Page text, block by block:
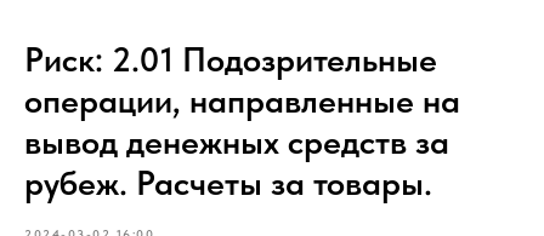
Риск: 2.01 Подозрительные
операции, направленные на
вывод денежных средств за
рубеж. Расчеты за товары.